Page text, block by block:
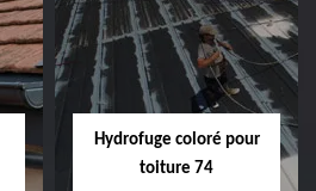
Hydrofuge coloré pour
toiture 74